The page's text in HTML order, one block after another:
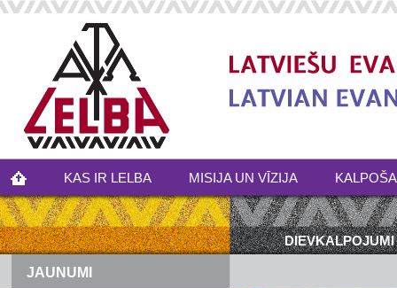
KAS IR LELBA MISIJA UN VĪZIJA
DIEVKALPOJUMI
JAUNUMI